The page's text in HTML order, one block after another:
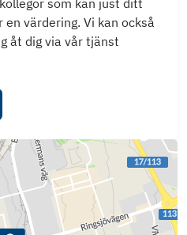
värdering. Vi kan också
åt dig via vår tjänst